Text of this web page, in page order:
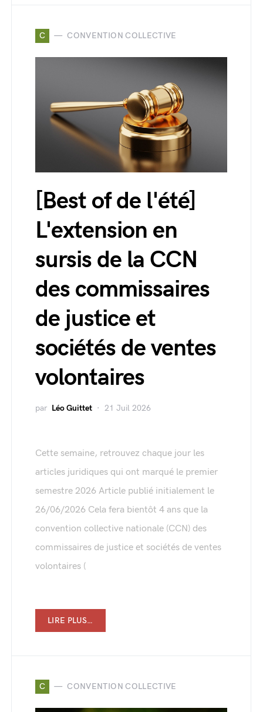
C CONVENTION COLLECTIVE
[Best of de l'été]
L'extension en
sursis de la CCN
des commissaires
de justice et
sociétés de ventes
volontaires
par Léo Guittet 21 Juil 2026
Cette semaine, retrouvez chaque jour les
articles juridiques qui ont marqué le premier
semestre 2026 Article publié initialement le
26/06/2026 Cela fera bientôt 4 ans que la
convention collective nationale (CCN) des
commissaires de justice et sociétés de ventes
volontaires (
LIRE PLUS…
C CONVENTION COLLECTIVE